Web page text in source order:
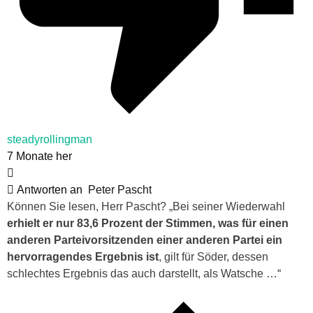
steadyrollingman
7 Monate her
Antworten an
Peter Pascht
Können Sie lesen, Herr Pascht? „Bei seiner Wiederwahl
erhielt er nur 83,6 Prozent der Stimmen, was für einen
anderen Parteivorsitzenden einer anderen Partei ein
hervorragendes Ergebnis ist, gilt für Söder, dessen
schlechtes Ergebnis das auch darstellt, als Watsche …“